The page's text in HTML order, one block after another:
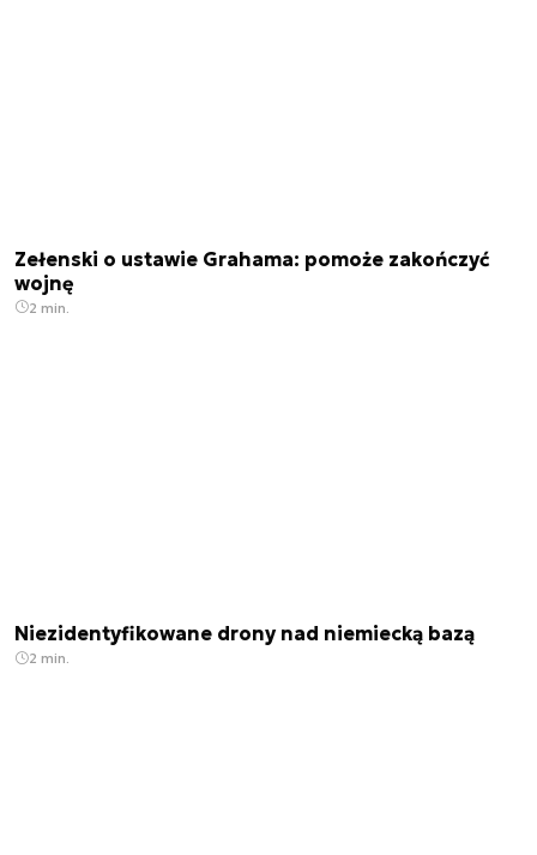
Zełenski o ustawie Grahama: pomoże zakończyć
wojnę
2 min.
Niezidentyfikowane drony nad niemiecką bazą
2 min.